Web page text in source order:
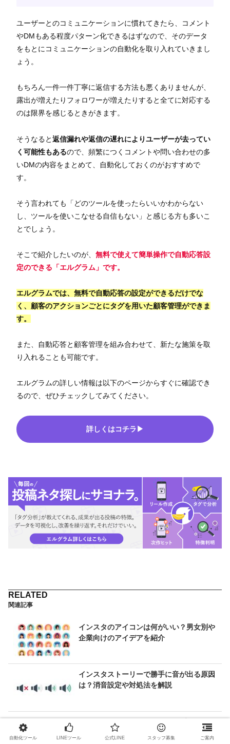
ユーザーとのコミュニケーションに慣れてきたら、コメント
やDMもある程度パターン化できるはずなので、そのデータ
をもとにコミュニケーションの自動化を取り入れていきまし
ょう。
もちろん一件一件丁寧に返信する方法も悪くありませんが、
露出が増えたりフォロワーが増えたりすると全てに対応する
のは限界を感じるときがきます。
そうなると返信漏れや返信の遅れによりユーザーが去ってい
く可能性もあるので、頻繁につくコメントや問い合わせの多
いDMの内容をまとめて、自動化しておくのがおすすめで
す。
そう言われても「どのツールを使ったらいいかわからない
し、ツールを使いこなせる自信もない」と感じる方も多いこ
とでしょう。
そこで紹介したいのが、 無料で使えて簡単操作で自動応答設
定のできる「エルグラム」です。
エルグラムでは、無料で自動応答の設定ができるだけでな
く、顧客のアクションごとにタグを用いた顧客管理ができま
す。
また、自動応答と顧客管理を組み合わせて、新たな施策を取
り入れることも可能です。
エルグラムの詳しい情報は以下のページからすぐに確認でき
るので、ぜひチェックしてみてください。
詳しくはコチラ▶
関連記事
インスタのアイコンは何がいい？男女別や
企業向けのアイデアを紹介
インスタストーリーで勝手に音が出る原因
は？消音設定や対処法を解説
インスタグラムの「マイスタンプ」とは？
使い方や注意点を徹底解説
自動化ツール LINEツール 公式LINE スタッフ募集 ご案内